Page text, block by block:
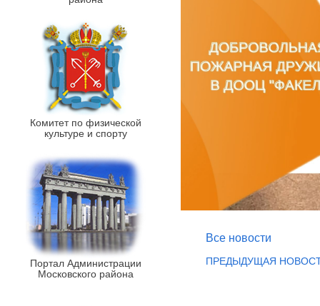
Комитет по физической
культуре и спорту
Портал Администрации
Московского района
Все новости
ПРЕДЫДУЩАЯ